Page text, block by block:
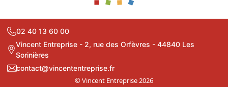
02 40 13 60 00
Vincent Entreprise - 2, rue des Orfèvres - 44840 Les
Sorinières
contact@vincententreprise.fr
© Vincent Entreprise 2026